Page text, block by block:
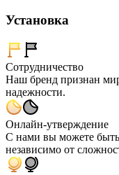
Установка
Сотрудничество
Наш бренд признан
надежности.
Онлайн-утверждение
С нами вы можете
независимо от